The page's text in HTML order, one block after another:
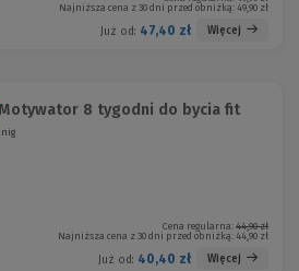
Najniższa cena z 30 dni przed obniżką: 49,90 zł
Już od: 47,40 zł Więcej
Motywator 8 tygodni do bycia fit
Cena regularna: 44,90 zł
Najniższa cena z 30 dni przed obniżką: 44,90 zł
Już od: 40,40 zł Więcej